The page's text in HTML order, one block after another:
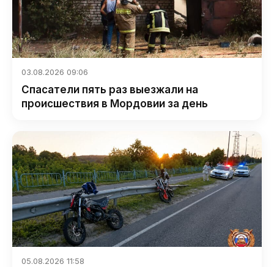
03.08.2026 09:06
Спасатели пять раз выезжали на
происшествия в Мордовии за день
05.08.2026 11:58